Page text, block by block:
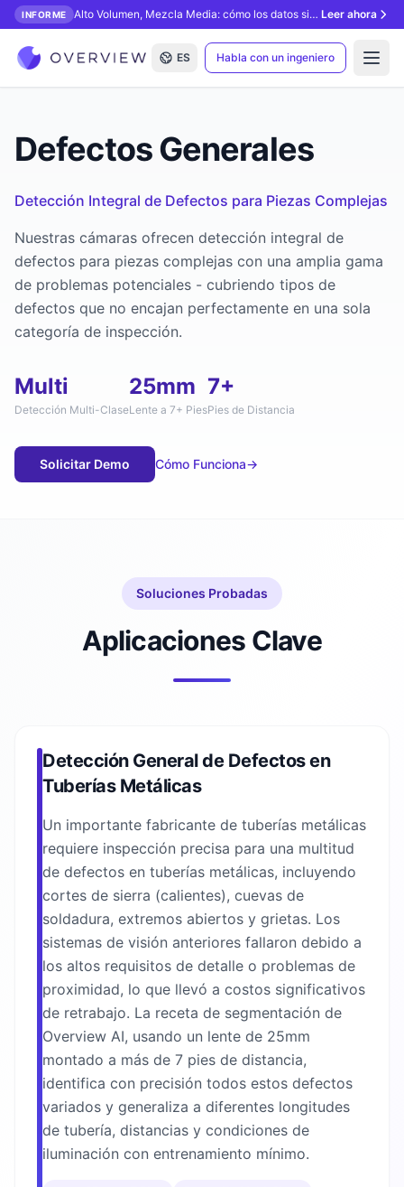
INFORME Alto Volumen, Mezcla Media: cómo los datos sintéticos desbloquean la inspección con IA. Leer ahora
ES Habla con un ingeniero
Defectos Generales
Detección Integral de Defectos para Piezas Complejas
Nuestras cámaras ofrecen detección integral de
defectos para piezas complejas con una amplia gama
de problemas potenciales - cubriendo tipos de
defectos que no encajan perfectamente en una sola
categoría de inspección.
Multi
Detección Multi-Clase
25mm
Lente a 7+ Pies
7+
Pies de Distancia
Solicitar Demo Cómo Funciona→
Soluciones Probadas
Aplicaciones Clave
Detección General de Defectos en
Tuberías Metálicas
Un importante fabricante de tuberías metálicas
requiere inspección precisa para una multitud
de defectos en tuberías metálicas, incluyendo
cortes de sierra (calientes), cuevas de
soldadura, extremos abiertos y grietas. Los
sistemas de visión anteriores fallaron debido a
los altos requisitos de detalle o problemas de
proximidad, lo que llevó a costos significativos
de retrabajo. La receta de segmentación de
Overview AI, usando un lente de 25mm
montado a más de 7 pies de distancia,
identifica con precisión todos estos defectos
variados y generaliza a diferentes longitudes
de tubería, distancias y condiciones de
iluminación con entrenamiento mínimo.